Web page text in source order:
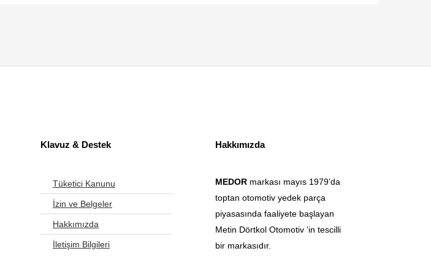
Klavuz & Destek
Tüketici Kanunu
İzin ve Belgeler
Hakkımızda
İletişim Bilgileri
Hakkımızda
MEDOR markası mayıs 1979’da
toptan otomotiv yedek parça
piyasasında faaliyete başlayan
Metin Dörtkol Otomotiv ‘in tescilli
bir markasıdır.